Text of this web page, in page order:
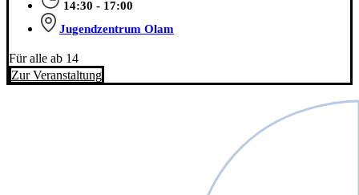
14:30 - 17:00
Jugendzentrum Olam
Für alle ab 14
Zur Veranstaltung